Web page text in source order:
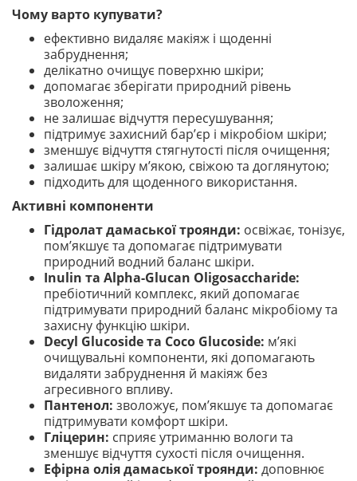
Чому варто купувати?
ефективно видаляє макіяж і щоденні
забруднення;
делікатно очищує поверхню шкіри;
допомагає зберігати природний рівень
зволоження;
не залишає відчуття пересушування;
підтримує захисний бар’єр і мікробіом шкіри;
зменшує відчуття стягнутості після очищення;
залишає шкіру м’якою, свіжою та доглянутою;
підходить для щоденного використання.
Активні компоненти
Гідролат дамаської троянди: освіжає, тонізує,
пом’якшує та допомагає підтримувати
природний водний баланс шкіри.
Inulin та Alpha-Glucan Oligosaccharide:
пребіотичний комплекс, який допомагає
підтримувати природний баланс мікробіому та
захисну функцію шкіри.
Decyl Glucoside та Coco Glucoside: м’які
очищувальні компоненти, які допомагають
видаляти забруднення й макіяж без
агресивного впливу.
Пантенол: зволожує, пом’якшує та допомагає
підтримувати комфорт шкіри.
Гліцерин: сприяє утриманню вологи та
зменшує відчуття сухості після очищення.
Ефірна олія дамаської троянди: доповнює